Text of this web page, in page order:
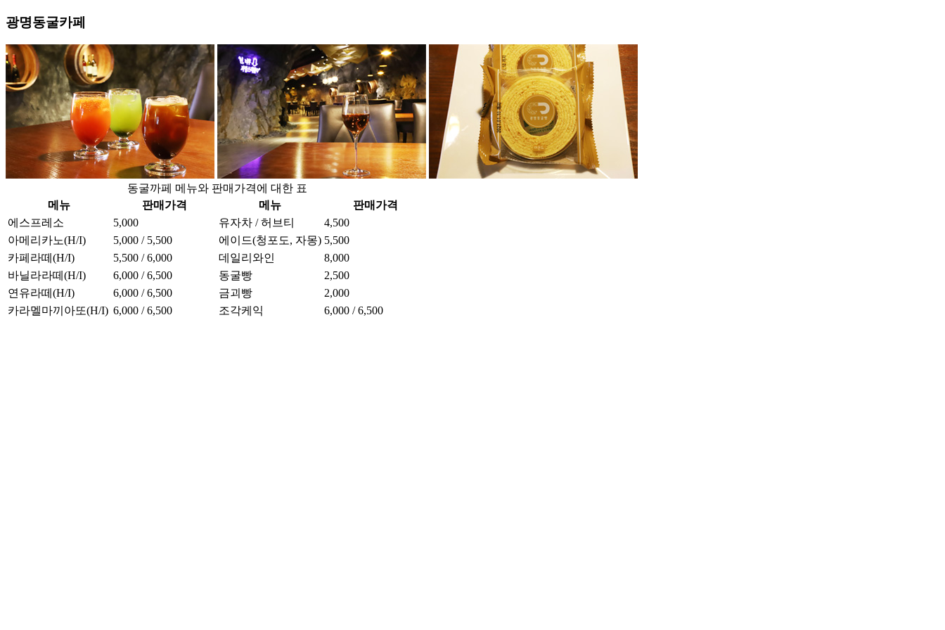
광명동굴카페
동굴까페 메뉴와 판매가격에 대한 표
메뉴
판매가격 메뉴
판매가격
에스프레소
5,000 유자차 / 허브티
4,500
아메리카노(H/I)
5,000 / 5,500 에이드(청포도, 자몽) 5,500
카페라떼(H/I)
5,500 / 6,000 데일리와인
8,000
바닐라라떼(H/I)
6,000 / 6,500 동굴빵
2,500
연유라떼(H/I)
6,000 / 6,500 금괴빵
2,000
카라멜마끼아또(H/I) 6,000 / 6,500 조각케익 6,000 / 6,500